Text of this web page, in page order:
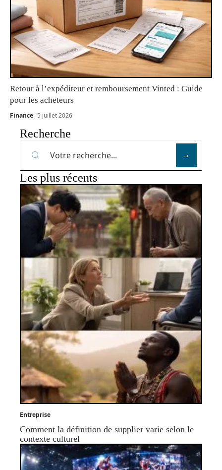
Retour à l’expéditeur et remboursement Vinted : Guide
pour les acheteurs
Finance 5 juillet 2026
Recherche
Les plus récents
Entreprise
Comment la définition de supplier varie selon le
contexte culturel